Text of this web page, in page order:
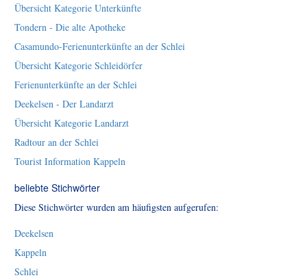
Übersicht Kategorie Unterkünfte
Tondern - Die alte Apotheke
Casamundo-Ferienunterkünfte an der Schlei
Übersicht Kategorie Schleidörfer
Ferienunterkünfte an der Schlei
Deekelsen - Der Landarzt
Übersicht Kategorie Landarzt
Radtour an der Schlei
Tourist Information Kappeln
beliebte Stichwörter
Diese Stichwörter wurden am häufigsten aufgerufen:
Deekelsen
Kappeln
Schlei